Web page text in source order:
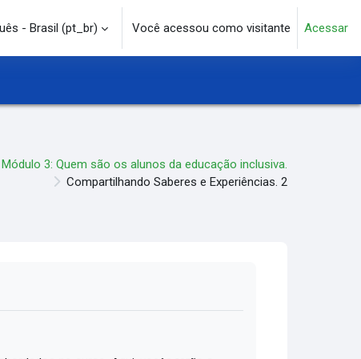
pesquisa
- Brasil ‎(pt_br)‎ Você acessou como visitante Acessar
Módulo 3: Quem são os alunos da educação inclusiva.
Compartilhando Saberes e Experiências. 2